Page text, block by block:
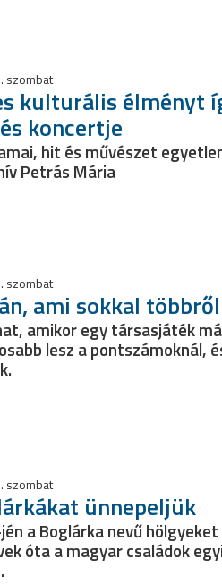
szombat
kulturális élményt
koncertje
hit és művészet
Petrás Mária
szombat
ami sokkal
amikor egy társasjáték
lesz a pontszámoknál,
szombat
ünnepeljük
a Boglárka nevű
óta a magyar családok